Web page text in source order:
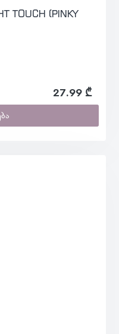
TOUCH (PINKY
27.99 ₾